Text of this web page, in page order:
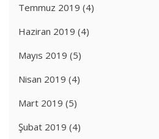
Temmuz 2019 (4)
Haziran 2019 (4)
Mayıs 2019 (5)
Nisan 2019 (4)
Mart 2019 (5)
Şubat 2019 (4)